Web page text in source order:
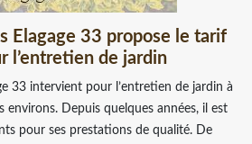
Elagage 33 propose le tarif
l’entretien de jardin
33 intervient pour l’entretien de jardin à
environs. Depuis quelques années, il est
pour ses prestations de qualité. De